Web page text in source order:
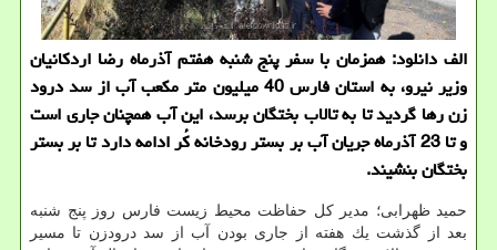
الف دانلود: همزمان با سفر پنج شنبه هفتم آذرماه رضا اردكانیان
وزیر نیرو، به استان فارس 40 میلیون متر مكعب آب از سد درود
زن رها گردید تا به تالاب بختگان برسد، این آب همچنان جاری است
و تا 23 آذرماه جریان آب بر بستر رودخانه كُر ادامه دارد تا بر بستر
بختگان بنشیند.
حمید ظهرابی؛ مدیر كل حفاظت محیط زیست فارس روز پنج شنبه
بعد از گذشت یك هفته از جاری بودن آب از سد درودزن تا مسیر